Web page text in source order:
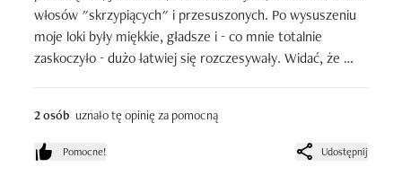
włosów "skrzypiących" i przesuszonych. Po wysuszeniu
moje loki były miękkie, gładsze i - co mnie totalnie
zaskoczyło - dużo łatwiej się rozczesywały. Widać, że
życia. Minus? Zapach jest dość specyficzny, taki trochę
"fryzjerski" - nie każdemu przypadnie do gustu, ale przy
takich efektach mogę to przeboleć!
2 osób uznało tę opinię za pomocną
Pomocne! Udostępnij